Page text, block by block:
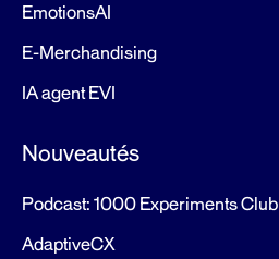
EmotionsAI
E-Merchandising
IA agent EVI
Nouveautés
Podcast: 1000 Experiments Club
AdaptiveCX